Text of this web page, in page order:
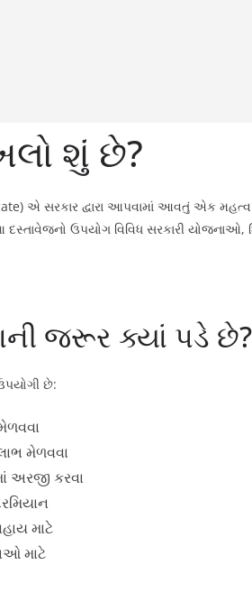
શું છે?
એ સરકાર દ્વારા આપવામાં આવતું એક
આ દસ્તાવેજનો ઉપયોગ વિવિધ સરકારી
જરૂર ક્યાં પડે છે?
છે:
મેળવવા
અરજી કરવા
માટે
માટે